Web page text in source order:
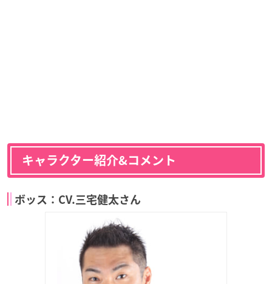
キャラクター紹介&コメント
ボッス：CV.三宅健太さん